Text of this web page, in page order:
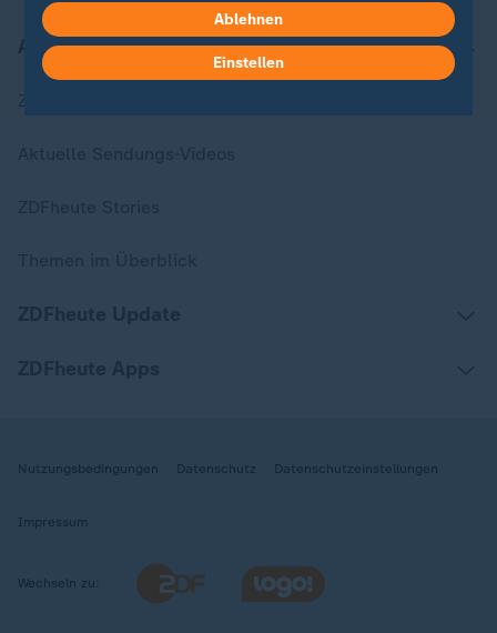
Aktuell bei ZDFheute
Nutzungsbedingungen Datenschutz Datenschutzeinstellungen
Impressum
Wechseln zu:
Ablehnen
Einstellen